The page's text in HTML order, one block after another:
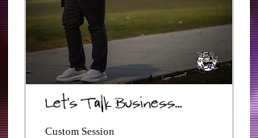
Let's Talk Business...
Custom Session